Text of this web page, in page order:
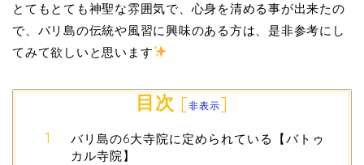
とてもとても神聖な雰囲気で、心身を清める事が出来たの
で、バリ島の伝統や風習に興味のある方は、是非参考にし
てみて欲しいと思います
目次 [非表示]
バリ島の6大寺院に定められている【バトゥ
カル寺院】